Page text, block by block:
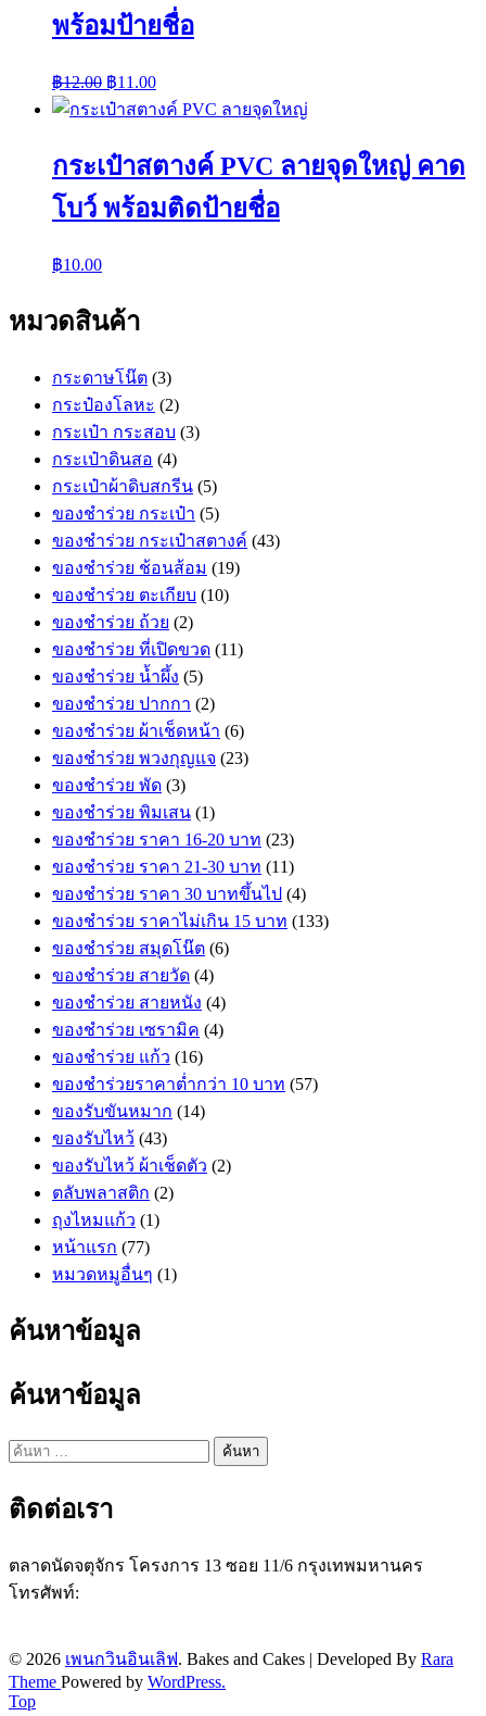
พร้อมป้ายชื่อ
฿12.00 ฿11.00
กระเป๋าสตางค์ PVC ลายจุดใหญ่ คาด
โบว์ พร้อมติดป้ายชื่อ
฿10.00
หมวดสินค้า
กระดาษโน๊ต (3)
กระป๋องโลหะ (2)
กระเป๋า กระสอบ (3)
กระเป๋าดินสอ (4)
กระเป๋าผ้าดิบสกรีน (5)
ของชำร่วย กระเป๋า (5)
ของชำร่วย กระเป๋าสตางค์ (43)
ของชำร่วย ช้อนส้อม (19)
ของชำร่วย ตะเกียบ (10)
ของชำร่วย ถ้วย (2)
ของชำร่วย ที่เปิดขวด (11)
ของชำร่วย น้ำผึ้ง (5)
ของชำร่วย ปากกา (2)
ของชำร่วย ผ้าเช็ดหน้า (6)
ของชำร่วย พวงกุญแจ (23)
ของชำร่วย พัด (3)
ของชำร่วย พิมเสน (1)
ของชำร่วย ราคา 16-20 บาท (23)
ของชำร่วย ราคา 21-30 บาท (11)
ของชำร่วย ราคา 30 บาทขึ้นไป (4)
ของชำร่วย ราคาไม่เกิน 15 บาท (133)
ของชำร่วย สมุดโน๊ต (6)
ของชำร่วย สายวัด (4)
ของชำร่วย สายหนัง (4)
ของชำร่วย เซรามิค (4)
ของชำร่วย แก้ว (16)
ของชำร่วยราคาต่ำกว่า 10 บาท (57)
ของรับขันหมาก (14)
ของรับไหว้ (43)
ของรับไหว้ ผ้าเช็ดตัว (2)
ตลับพลาสติก (2)
ถุงไหมแก้ว (1)
หน้าแรก (77)
หมวดหมูอื่นๆ (1)
ค้นหาข้อมูล
ค้นหาข้อมูล
ค้นหา
ติดต่อเรา
ตลาดนัดจตุจักร โครงการ 13 ซอย 11/6 กรุงเทพมหานคร
โทรศัพท์:
© 2026 เพนกวินอินเลิฟ. Bakes and Cakes | Developed By Rara
Theme Powered by WordPress.
Top